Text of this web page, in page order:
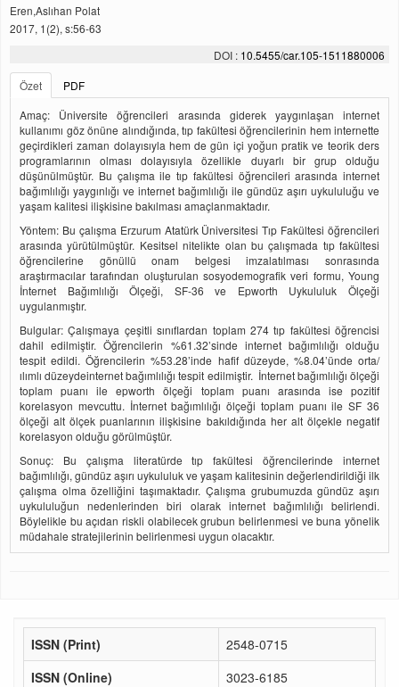
Eren,Aslıhan Polat
2017, 1(2), s:56-63
DOI : 10.5455/car.105-1511880006
Özet
PDF
Amaç: Üniversite öğrencileri arasında giderek yaygınlaşan internet
kullanımı göz önüne alındığında, tıp fakültesi öğrencilerinin hem internette
geçirdikleri zaman dolayısıyla hem de gün içi yoğun pratik ve teorik ders
programlarının olması dolayısıyla özellikle duyarlı bir grup olduğu
düşünülmüştür. Bu çalışma ile tıp fakültesi öğrencileri arasında internet
bağımlılığı yaygınlığı ve internet bağımlılığı ile gündüz aşırı uykululuğu ve
yaşam kalitesi ilişkisine bakılması amaçlanmaktadır.
Yöntem: Bu çalışma Erzurum Atatürk Üniversitesi Tıp Fakültesi öğrencileri
arasında yürütülmüştür. Kesitsel nitelikte olan bu çalışmada tıp fakültesi
öğrencilerine gönüllü onam belgesi imzalatılması sonrasında
araştırmacılar tarafından oluşturulan sosyodemografik veri formu, Young
İnternet Bağımlılığı Ölçeği, SF-36 ve Epworth Uykululuk Ölçeği
uygulanmıştır.
Bulgular: Çalışmaya çeşitli sınıflardan toplam 274 tıp fakültesi öğrencisi
dahil edilmiştir. Öğrencilerin %61.32’sinde internet bağımlılığı olduğu
tespit edildi. Öğrencilerin %53.28’inde hafif düzeyde, %8.04’ünde orta/
ılımlı düzeydeinternet bağımlılığı tespit edilmiştir. İnternet bağımlılığı ölçeği
toplam puanı ile epworth ölçeği toplam puanı arasında ise pozitif
korelasyon mevcuttu. İnternet bağımlılığı ölçeği toplam puanı ile SF 36
ölçeği alt ölçek puanlarının ilişkisine bakıldığında her alt ölçekle negatif
korelasyon olduğu görülmüştür.
Sonuç: Bu çalışma literatürde tıp fakültesi öğrencilerinde internet
bağımlılığı, gündüz aşırı uykululuk ve yaşam kalitesinin değerlendirildiği ilk
çalışma olma özelliğini taşımaktadır. Çalışma grubumuzda gündüz aşırı
uykululuğun nedenlerinden biri olarak internet bağımlılığı belirlendi.
Böylelikle bu açıdan riskli olabilecek grubun belirlenmesi ve buna yönelik
müdahale stratejilerinin belirlenmesi uygun olacaktır.
ISSN (Print)
2548-0715
ISSN (Online)
3023-6185